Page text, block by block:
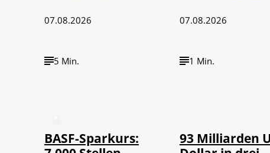
07.08.2026
5 Min.
07.08.2026
1 Min.
BASF-Sparkurs:
93 Milliarden